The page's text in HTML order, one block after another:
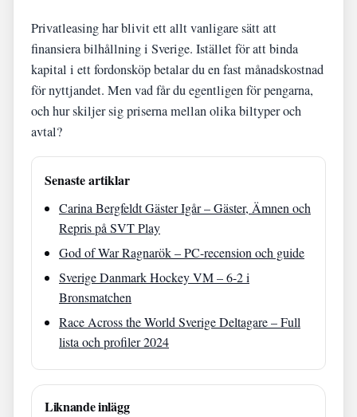
Privatleasing har blivit ett allt vanligare sätt att
finansiera bilhållning i Sverige. Istället för att binda
kapital i ett fordonsköp betalar du en fast månadskostnad
för nyttjandet. Men vad får du egentligen för pengarna,
och hur skiljer sig priserna mellan olika biltyper och
avtal?
Senaste artiklar
Carina Bergfeldt Gäster Igår – Gäster, Ämnen och
Repris på SVT Play
God of War Ragnarök – PC-recension och guide
Sverige Danmark Hockey VM – 6-2 i
Bronsmatchen
Race Across the World Sverige Deltagare – Full
lista och profiler 2024
Liknande inlägg